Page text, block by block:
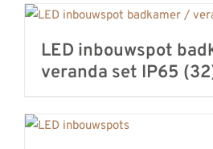
LED inbouwspot
veranda set IP65